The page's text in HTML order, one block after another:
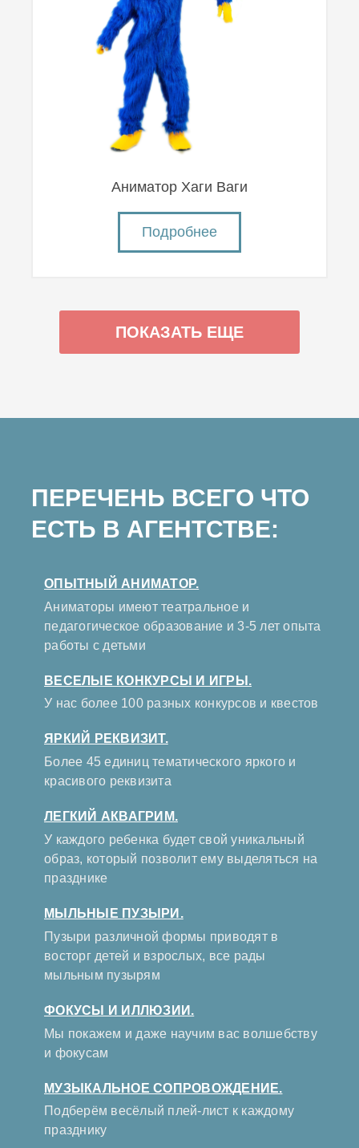
Аниматор Хаги Ваги
Подробнее
ПОКАЗАТЬ ЕЩЕ
ПЕРЕЧЕНЬ ВСЕГО ЧТО
ЕСТЬ В АГЕНТСТВЕ:
ОПЫТНЫЙ АНИМАТОР.
Аниматоры имеют театральное и
педагогическое образование и 3-5 лет опыта
работы с детьми
ВЕСЕЛЫЕ КОНКУРСЫ И ИГРЫ.
У нас более 100 разных конкурсов и квестов
ЯРКИЙ РЕКВИЗИТ.
Более 45 единиц тематического яркого и
красивого реквизита
ЛЕГКИЙ АКВАГРИМ.
У каждого ребенка будет свой уникальный
образ, который позволит ему выделяться на
празднике
МЫЛЬНЫЕ ПУЗЫРИ.
Пузыри различной формы приводят в
восторг детей и взрослых, все рады
мыльным пузырям
ФОКУСЫ И ИЛЛЮЗИИ.
Мы покажем и даже научим вас волшебству
и фокусам
МУЗЫКАЛЬНОЕ СОПРОВОЖДЕНИЕ.
Подберём весёлый плей-лист к каждому
празднику